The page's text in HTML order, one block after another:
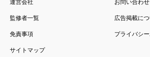
サイトマップ